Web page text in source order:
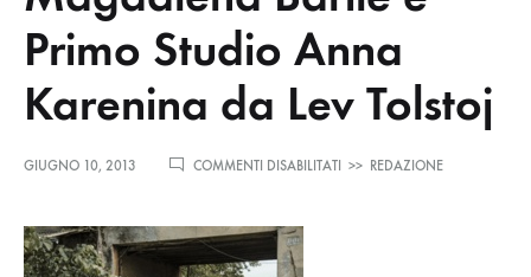
Primo Studio Anna
Karenina da Lev Tolstoj
GIUGNO 10, 2013 COMMENTI DISABILITATI
SU
>> REDAZIONE